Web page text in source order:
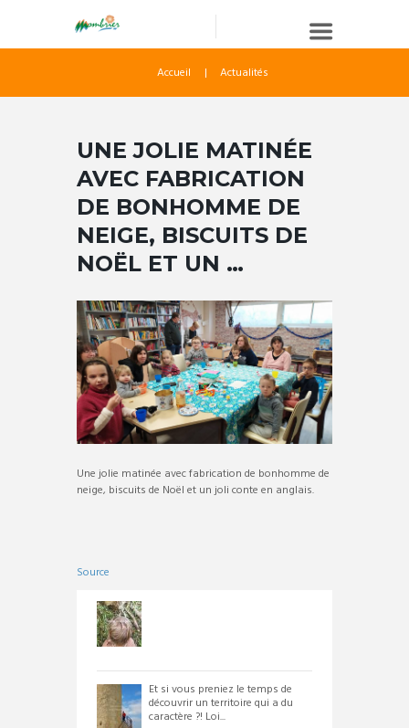
Accueil Actualités
UNE JOLIE MATINÉE
AVEC FABRICATION
DE BONHOMME DE
NEIGE, BISCUITS DE
NOËL ET UN …
Une jolie matinée avec fabrication de bonhomme de
neige, biscuits de Noël et un joli conte en anglais.
Source
Et si vous preniez le temps de
découvrir un territoire qui a du
caractère ?! Loi...